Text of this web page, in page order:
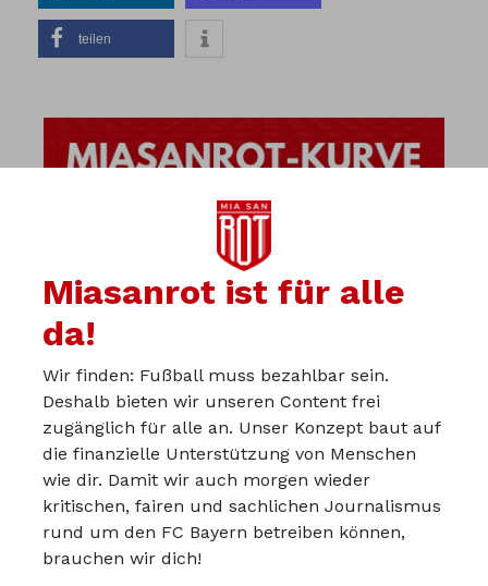
teilen
Werbepartner werden
Miasanrot ist für alle
da!
Wir finden: Fußball muss bezahlbar sein.
Deshalb bieten wir unseren Content frei
zugänglich für alle an. Unser Konzept baut auf
die finanzielle Unterstützung von Menschen
wie dir. Damit wir auch morgen wieder
kritischen, fairen und sachlichen Journalismus
rund um den FC Bayern betreiben können,
brauchen wir dich!